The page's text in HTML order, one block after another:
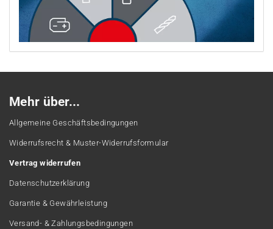
Mehr über...
Allgemeine Geschäftsbedingungen
Widerrufsrecht & Muster-Widerrufsformular
Vertrag widerrufen
Datenschutzerklärung
Garantie & Gewährleistung
Versand- & Zahlungsbedingungen